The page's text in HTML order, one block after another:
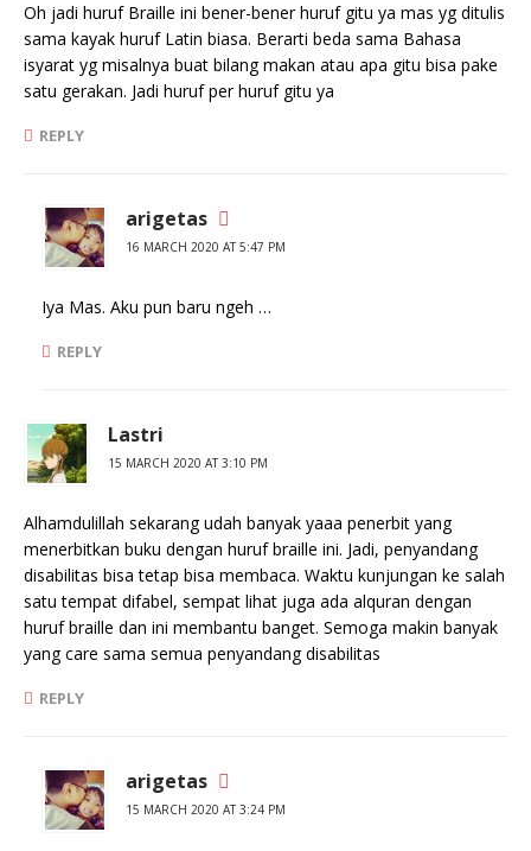
Oh jadi huruf Braille ini bener-bener huruf gitu ya mas yg ditulis
sama kayak huruf Latin biasa. Berarti beda sama Bahasa
isyarat yg misalnya buat bilang makan atau apa gitu bisa pake
satu gerakan. Jadi huruf per huruf gitu ya
REPLY
arigetas
16 MARCH 2020 AT 5:47 PM
Iya Mas. Aku pun baru ngeh …
REPLY
Lastri
15 MARCH 2020 AT 3:10 PM
Alhamdulillah sekarang udah banyak yaaa penerbit yang
menerbitkan buku dengan huruf braille ini. Jadi, penyandang
disabilitas bisa tetap bisa membaca. Waktu kunjungan ke salah
satu tempat difabel, sempat lihat juga ada alquran dengan
huruf braille dan ini membantu banget. Semoga makin banyak
yang care sama semua penyandang disabilitas
REPLY
arigetas
15 MARCH 2020 AT 3:24 PM